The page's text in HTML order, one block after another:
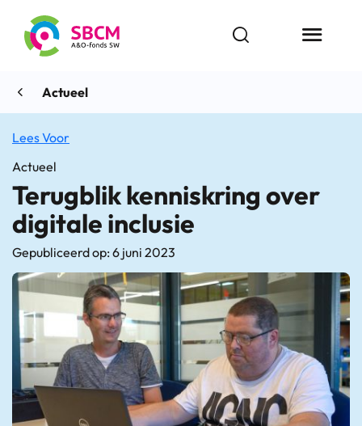
inhoud
Open zoekbalk
Menu
Actueel
Lees Voor
Actueel
Terugblik kenniskring over
digitale inclusie
Gepubliceerd op: 6 juni 2023